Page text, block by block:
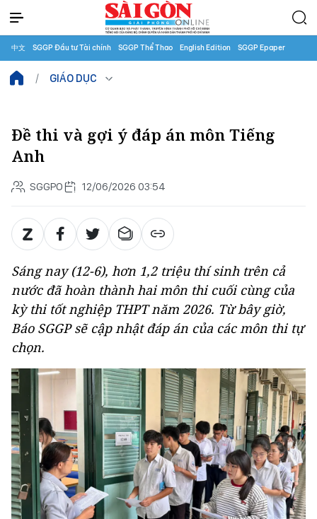
中文 SGGP Đầu tư Tài chính SGGP Thể Thao English Edition SGGP Epaper
GIÁO DỤC
Đề thi và gợi ý đáp án môn Tiếng
Anh
SGGPO 12/06/2026 03:54
Sáng nay (12-6), hơn 1,2 triệu thí sinh trên cả
nước đã hoàn thành hai môn thi cuối cùng của
kỳ thi tốt nghiệp THPT năm 2026. Từ bây giờ,
Báo SGGP sẽ cập nhật đáp án của các môn thi tự
chọn.